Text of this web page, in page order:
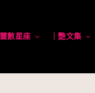
數星座 toggle
child
｜艷文集